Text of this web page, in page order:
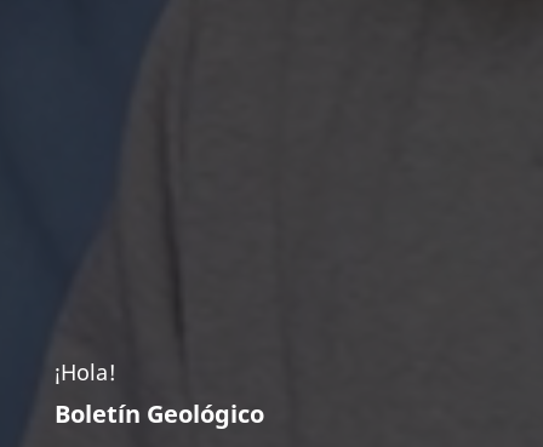
¡Hola!
Boletín Geológico